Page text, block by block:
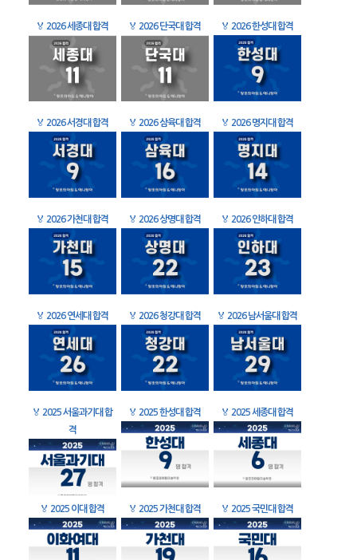
🏅 2026 세종대 합격 🏅 2026 단국대 합격 🏅 2026 한성대 합격
🏅 2026 서경대 합격 🏅 2026 삼육대 합격 🏅 2026 명지대 합격
🏅 2026 가천대 합격 🏅 2026 상명대 합격 🏅 2026 인하대 합격
🏅 2026 연세대 합격 🏅 2026 청강대 합격 🏅 2026 남서울대 합격
🏅 2025 서울과기대 합
격
🏅 2025 한성대 합격 🏅 2025 세종대 합격
🏅 2025 이대 합격 🏅 2025 가천대 합격 🏅 2025 국민대 합격